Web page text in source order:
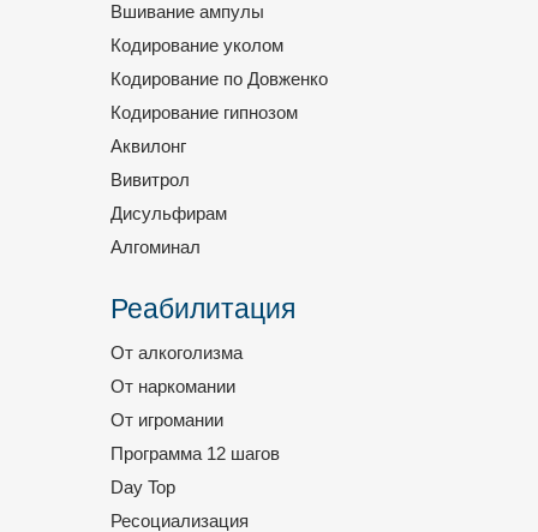
Вшивание ампулы
Кодирование уколом
Кодирование по Довженко
Кодирование гипнозом
Аквилонг
Вивитрол
Дисульфирам
Алгоминал
Реабилитация
От алкоголизма
От наркомании
От игромании
Программа 12 шагов
Day Top
Ресоциализация